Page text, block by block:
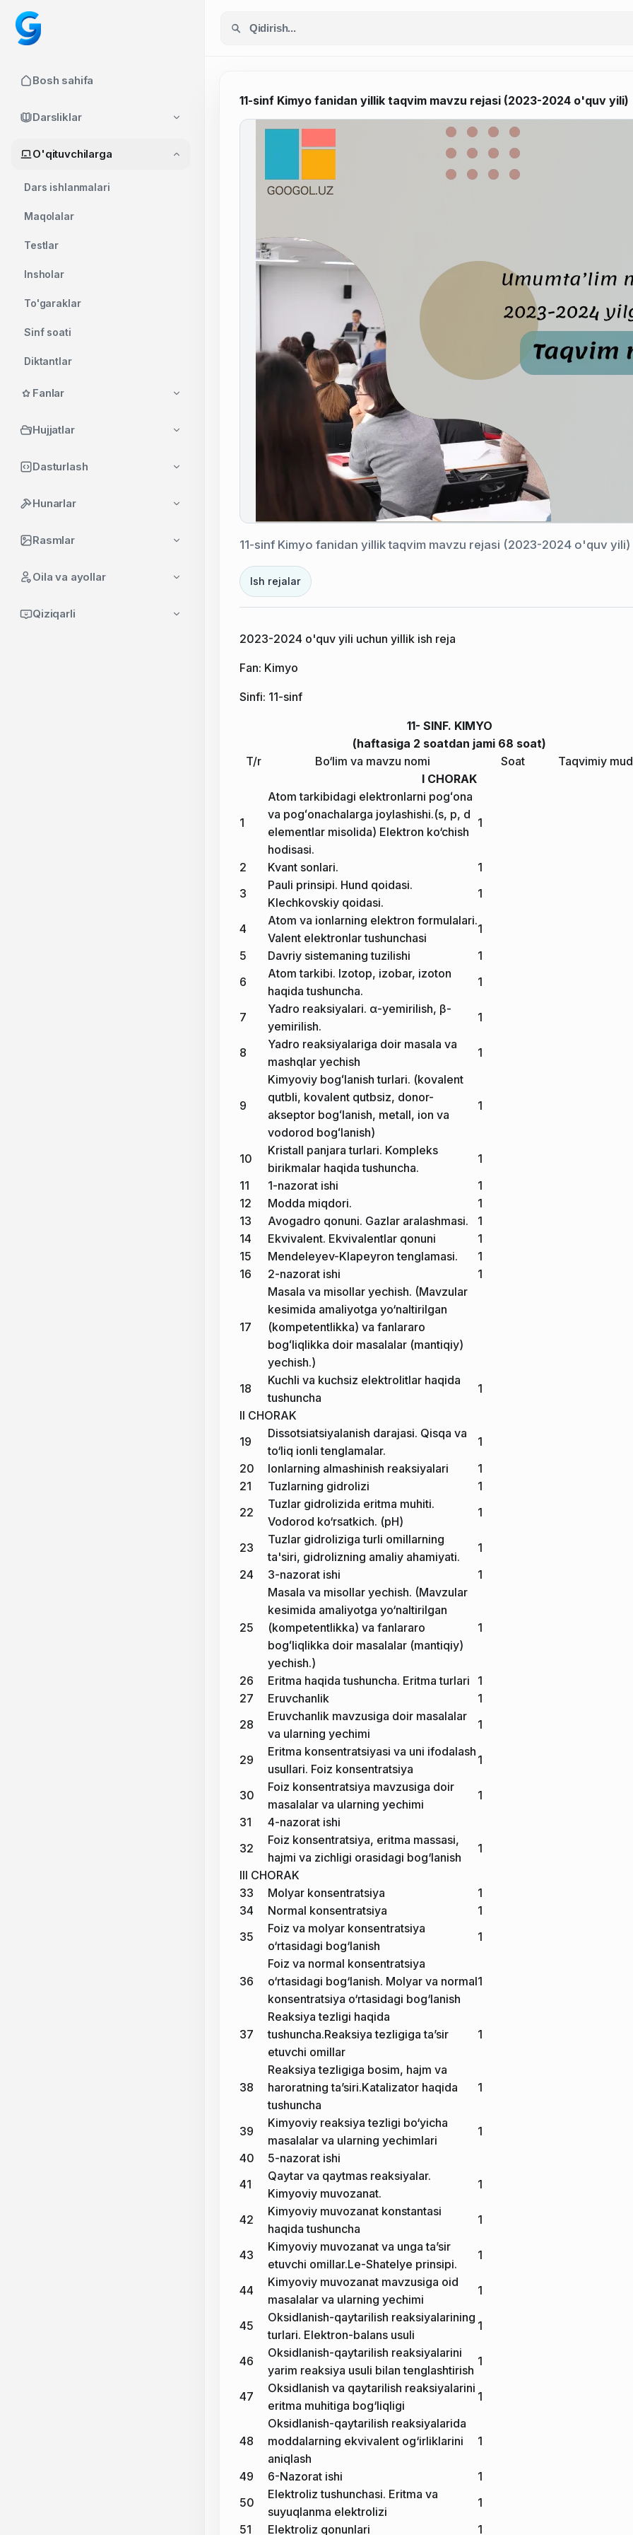
Bosh sahifa
Darsliklar
O'qituvchilarga
Dars ishlanmalari
Maqolalar
Testlar
Insholar
To'garaklar
Sinf soati
Diktantlar
Ko'rgazmalar
O'qituvchilar uchun foydali
O'qituvchilar uchun foydali
Fanlar
Hujjatlar
Dasturlash
Hunarlar
Rasmlar
Oila va ayollar
Qiziqarli
11-sinf Kimyo fanidan yillik taqvim mavzu rejasi (2023-2024 o'quv yili)
11-sinf Kimyo fanidan yillik taqvim mavzu rejasi (2023-2024 o'quv yili)
Ish rejalar
2023-2024 o'quv yili uchun yillik ish reja
Fan: Kimyo
Sinfi: 11-sinf
11- SINF. KIMYO
(haftasiga 2 soatdan jami 68 soat)
T/r
Bo‘lim va mavzu nomi Soat
Taqvimiy
I CHORAK
1
Atom tarkibidagi elektronlarni pogʻona
va pogʻonachalarga joylashishi.(s, p, d
elementlar misolida) Elektron ko‘chish
hodisasi.
1
2 Kvant sonlari.
1
3
Pauli prinsipi. Hund qoidasi.
Klechkovskiy qoidasi.
1
4
Atom va ionlarning elektron formulalari.
Valent elektronlar tushunchasi
1
5
Davriy sistemaning tuzilishi
1
6
Atom tarkibi. Izotop, izobar, izoton
haqida tushuncha.
1
7
Yadro reaksiyalari. α-yemirilish, β-
yemirilish.
1
8
Yadro reaksiyalariga doir masala va
mashqlar yechish
1
9
Kimyoviy bogʻlanish turlari. (kovalent
qutbli, kovalent qutbsiz, donor-
akseptor bogʻlanish, metall, ion va
vodorod bogʻlanish)
1
10
Kristall panjara turlari. Kompleks
birikmalar haqida tushuncha.
1
11
1-nazorat ishi
1
12
Modda miqdori.
1
13
Avogadro qonuni. Gazlar aralashmasi.
1
14
Ekvivalent. Ekvivalentlar qonuni
1
15
Mendeleyev-Klapeyron tenglamasi.
1
16
2-nazorat ishi 1
17
Masala va misollar yechish. (Mavzular
kesimida amaliyotga yo‘naltirilgan
(kompetentlikka) va fanlararo
bogʻliqlikka doir masalalar (mantiqiy)
yechish.)
18
Kuchli va kuchsiz elektrolitlar haqida
tushuncha
1
II CHORAK
19
Dissotsiatsiyalanish darajasi. Qisqa va
to‘liq ionli tenglamalar.
1
20
Ionlarning almashinish reaksiyalari
1
21
Tuzlarning gidrolizi
1
22
Tuzlar gidrolizida eritma muhiti.
Vodorod ko‘rsatkich. (pH)
1
23
Tuzlar gidroliziga turli omillarning
ta'siri, gidrolizning amaliy ahamiyati.
1
24
3-nazorat ishi 1
25
Masala va misollar yechish. (Mavzular
kesimida amaliyotga yo‘naltirilgan
(kompetentlikka) va fanlararo
bogʻliqlikka doir masalalar (mantiqiy)
yechish.)
1
26 Eritma haqida tushuncha. Eritma turlari
1
27
Eruvchanlik
1
28
Eruvchanlik mavzusiga doir masalalar
va ularning yechimi
1
29
Eritma konsentratsiyasi va uni ifodalash
usullari. Foiz konsentratsiya
1
30
Foiz konsentratsiya mavzusiga doir
masalalar va ularning yechimi
1
31
4-nazorat ishi
32
Foiz konsentratsiya, eritma massasi,
hajmi va zichligi orasidagi bog‘lanish
1
III CHORAK
33
Molyar konsentratsiya
1
34
Normal konsentratsiya
1
35
Foiz va molyar konsentratsiya
o‘rtasidagi bog‘lanish
1
36
Foiz va normal konsentratsiya
o‘rtasidagi bog‘lanish. Molyar va normal
konsentratsiya o‘rtasidagi bog‘lanish
1
37
Reaksiya tezligi haqida
tushuncha.Reaksiya tezligiga ta’sir
etuvchi omillar
1
38
Reaksiya tezligiga bosim, hajm va
haroratning ta’siri.Katalizator haqida
tushuncha
1
39
Kimyoviy reaksiya tezligi bo‘yicha
masalalar va ularning yechimlari
1
40
5-nazorat ishi
41
Qaytar va qaytmas reaksiyalar.
Kimyoviy muvozanat.
1
42
Kimyoviy muvozanat konstantasi
haqida tushuncha
1
43
Kimyoviy muvozanat va unga ta’sir
etuvchi omillar.Le-Shatelye prinsipi.
1
44
Kimyoviy muvozanat mavzusiga oid
masalalar va ularning yechimi
1
45
Oksidlanish-qaytarilish reaksiyalarining
turlari. Elektron-balans usuli
1
46
Oksidlanish-qaytarilish reaksiyalarini
yarim reaksiya usuli bilan tenglashtirish
1
47
Oksidlanish va qaytarilish reaksiyalarini
eritma muhitiga bog‘liqligi
1
48
Oksidlanish-qaytarilish reaksiyalarida
moddalarning ekvivalent og‘irliklarini
aniqlash
1
49 6-Nazorat ishi
1
50
Elektroliz tushunchasi. Eritma va
suyuqlanma elektrolizi
1
51
Elektroliz qonunlari 1